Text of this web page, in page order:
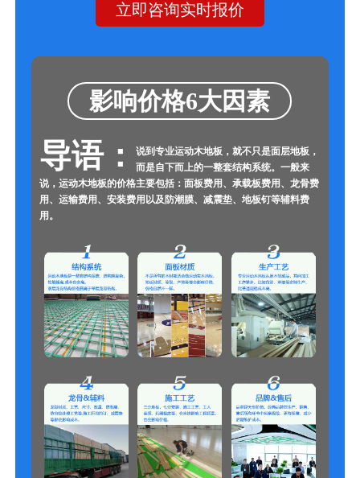
立即咨询实时报价
影响价格6大因素
导语：
说到专业运动木地板，就不只是面层地板，
而是自下而上的一整套结构系统。一般来
说，运动木地板的价格主要包括：面板费用、承载板费用、龙骨费
用、运输费用、安装费用以及防潮膜、减震垫、地板钉等辅料费
用。